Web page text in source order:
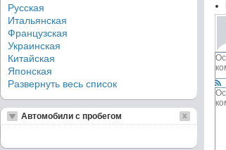
Русская
Итальянская
Французская
Украинская
Китайская
Японская
Развернуть весь список
Автомобили с пробегом